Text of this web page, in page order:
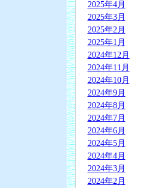
2025年4月
2025年3月
2025年2月
2025年1月
2024年12月
2024年11月
2024年10月
2024年9月
2024年8月
2024年7月
2024年6月
2024年5月
2024年4月
2024年3月
2024年2月